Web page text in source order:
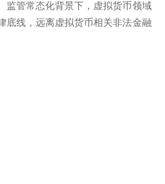
监管常态化背景下，虚拟货币领域
底线，远离虚拟货币相关非法金融